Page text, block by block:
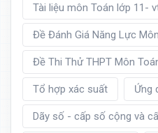
Tài liệu môn Toán lớp 11-
Đề Đánh Giá Năng Lực
Đề Thi Thử THPT Môn
Tổ hợp xác suất Ứng
Dãy số - cấp số cộng và